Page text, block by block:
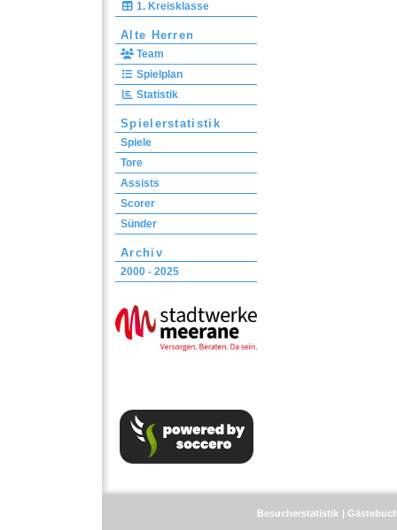
1. Kreisklasse
Alte Herren
Team
Spielplan
Statistik
Spielerstatistik
Spiele
Tore
Assists
Scorer
Sünder
Archiv
2000 - 2025
Besucherstatistik